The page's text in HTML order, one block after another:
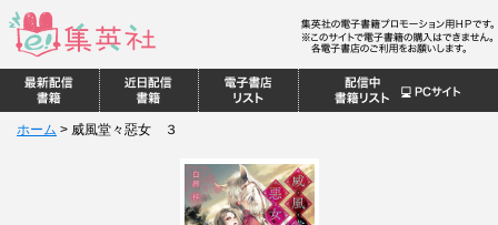
ホーム > 威風堂々惡女 ３